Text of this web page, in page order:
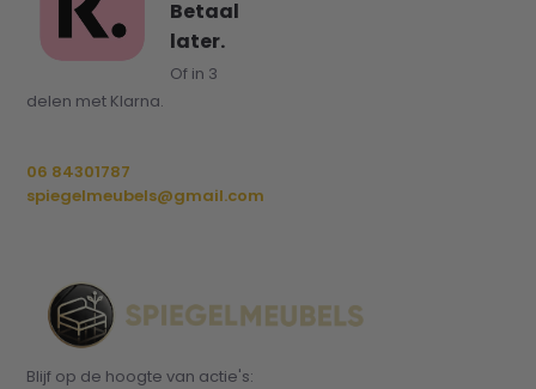
Betaal
later.
Of in 3
delen met Klarna.
06 84301787
spiegelmeubels@gmail.com
Blijf op de hoogte van actie's: